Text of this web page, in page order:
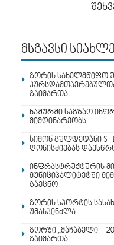
მსგავსი
გორის სახელმწიფო
კურსდამთავრებულთა
გაიმართა.
ხაშურში საგზაო
მიმდინარეობს
სიმონ გულდედანი
ღონისძიებას
ინფრასტრუქტურის
მუნიციპალიტეტში
გაეცნო
გორის სპორტის
უმასპინძლა
გორში „მაჩაბელი –
გაიმართა